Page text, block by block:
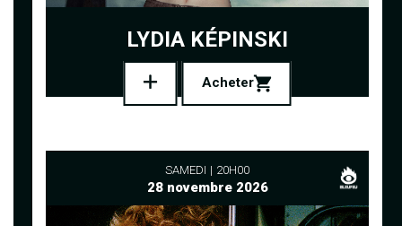
LYDIA KÉPINSKI
Acheter
SAMEDI 20H00
28 novembre 2026